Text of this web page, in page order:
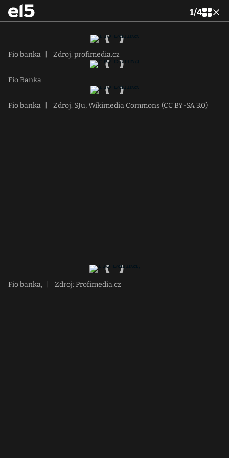
1/4
Fio banka Zdroj: profimedia.cz
Fio Banka
Fio banka Zdroj: SJu, Wikimedia Commons (CC BY-SA 3.0)
Fio banka, Zdroj: Profimedia.cz